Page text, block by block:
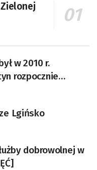
w 2010 r.
rozpocznie
65
Lgińsko
dobrowolnej w